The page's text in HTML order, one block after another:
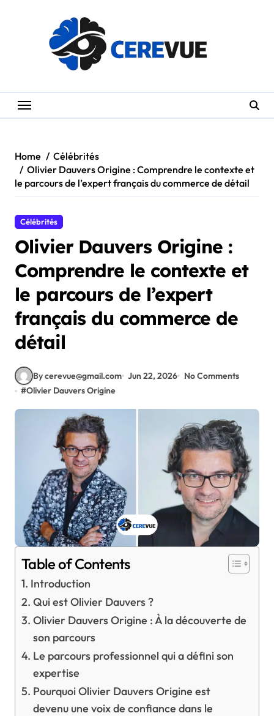
Home
Célébrités
Olivier Dauvers Origine : Comprendre le contexte et
le parcours de l’expert français du commerce de détail
Célébrités
Olivier Dauvers Origine :
Comprendre le contexte et
le parcours de l’expert
français du commerce de
détail
By cerevue@gmail.com Jun 22, 2026
No Comments
#Olivier Dauvers Origine
Table of Contents
Introduction
Qui est Olivier Dauvers ?
Olivier Dauvers Origine : À la découverte de
son parcours
Le parcours professionnel qui a défini son
expertise
Pourquoi Olivier Dauvers Origine est
devenu une voix de confiance dans le